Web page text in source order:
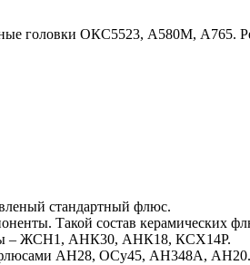
головки ОКС5523, А580М, А765.
стандартный флюс.
Такой состав керамических
– ЖСН1, АНК30, АНК18, КСХ14Р.
флюсами АН28, ОСу45, АН348А, АН20.